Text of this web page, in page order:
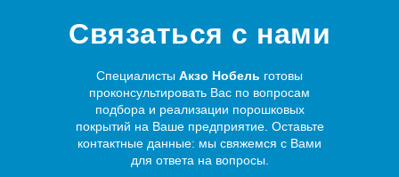
Специалисты Акзо Нобель готовы
проконсультировать Вас по вопросам
подбора и реализации порошковых
покрытий на Ваше предприятие. Оставьте
контактные данные: мы свяжемся с Вами
для ответа на вопросы.
Связаться с нами